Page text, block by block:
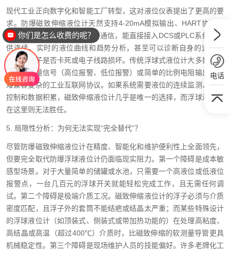
现代工业正向数字化和智能工厂转型，这对液位仪表提出了更高的要
求。防爆磁致伸缩液位计天然支持4-20mA模拟输出、HART协议、
Modbus或甚至IO-Link等数字通信，能直接接入DCS或PLC系统，提
供连续、实时的液位曲线和趋势分析，甚至可以诊断自身的运行状
态，如浮子是否卡死或电子线路损坏。传统浮球式液位计大多数只能
提供开关量信号（高位报警、低位报警）或简单的比例电阻输出，很
难兼容复杂的工业互联网协议。如果系统需要液位的连续监测、远传
控制和数据积累，磁致伸缩液位计几乎是唯一的选择，而浮球液位计
在这里则无法胜任。
5. 局限性分析：为何无法实现“完全替代”？
尽管防爆磁致伸缩液位计在精度、智能化和维护便利性上全面领先，
但要完全取代防爆浮球液位计仍面临现实阻力。第一个障碍是成本敏
感型场景。对于大量简单的储罐或水池，只需要一个高液位或低液位
报警点，一台几百元的浮球开关就能轻松完成工作，且无需任何调
试。第二个障碍是极端介质工况。磁致伸缩液位计的浮子必须与介质
密度匹配，且浮子外的套筒不能结疤或结晶太严重；而某些特殊设计
的浮球液位计（如顶装式、侧装式或带加热功能的）在处理高粘度、
高结晶或高温（超过400℃）介质时，比磁致伸缩的软测量导管更具
机械稳定性。第三个障碍是现场维护人员的技能偏好。许多老牌化工
电话
你们是怎么收费的呢？